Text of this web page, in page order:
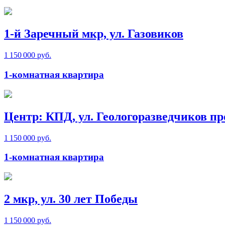
1-й Заречный мкр, ул. Газовиков
1 150 000 руб.
1-комнатная квартира
Центр: КПД, ул. Геологоразведчиков
1 150 000 руб.
1-комнатная квартира
2 мкр, ул. 30 лет Победы
1 150 000 руб.